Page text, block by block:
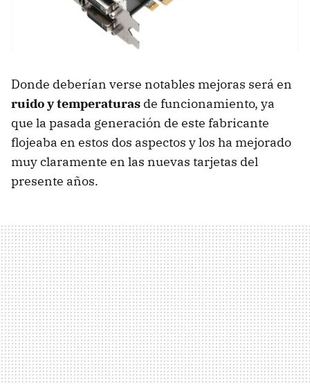
Donde deberían verse notables mejoras será en
ruido y temperaturas de funcionamiento, ya
que la pasada generación de este fabricante
flojeaba en estos dos aspectos y los ha mejorado
muy claramente en las nuevas tarjetas del
presente años.